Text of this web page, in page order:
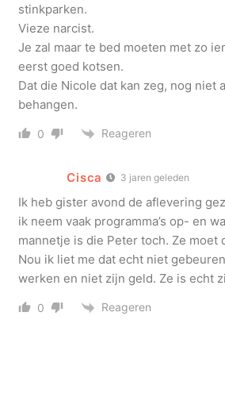
stinkparken.
Vieze narcist.
Je zal maar te bed moeten met zo
eerst goed kotsen.
Dat die Nicole dat kan zeg, nog niet
behangen.
0 Reageren
Cisca 3 jaren geleden
Ik heb gister avond de aflevering
ik neem vaak programma’s op- en
mannetje is die Peter toch. Ze moet
Nou ik liet me dat echt niet
werken en niet zijn geld. Ze is echt
0 Reageren